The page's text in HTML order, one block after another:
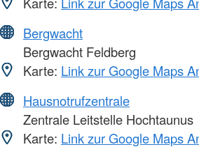
Bergwacht
Bergwacht Feldberg
Karte: Link zur Google Maps
Hausnotrufzentrale
Zentrale Leitstelle Hochtaunus
Karte: Link zur Google Maps